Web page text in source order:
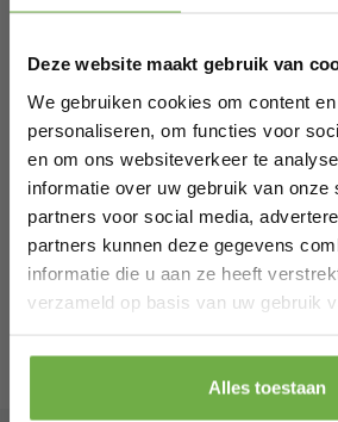
Deze website maakt gebruik van
We gebruiken cookies om content
personaliseren, om functies voor
en om ons websiteverkeer te
informatie over uw gebruik van onze
partners voor social media,
partners kunnen deze gegevens
informatie die u aan ze heeft
verzameld op basis van uw gebruik
Alles toestaan
Female - HDMI Kabel -
€ 11,49
€ 3,59
-69 %
Schrijf je in en ontvang
Bij 2dekansje.com
kortingen tot wel
Laat ons weten wanneer
Pak € 5,-